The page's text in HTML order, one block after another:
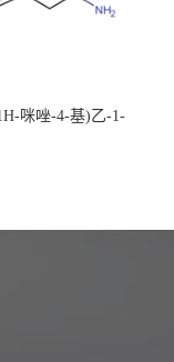
咪唑-4-基)乙-1-